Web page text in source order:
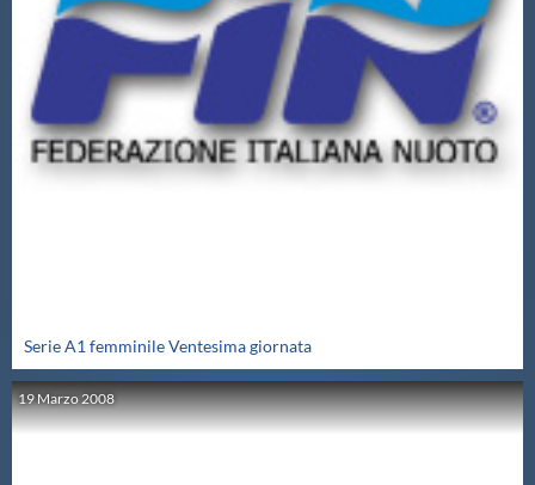
Serie A1 femminile Ventesima giornata
19Marzo2008